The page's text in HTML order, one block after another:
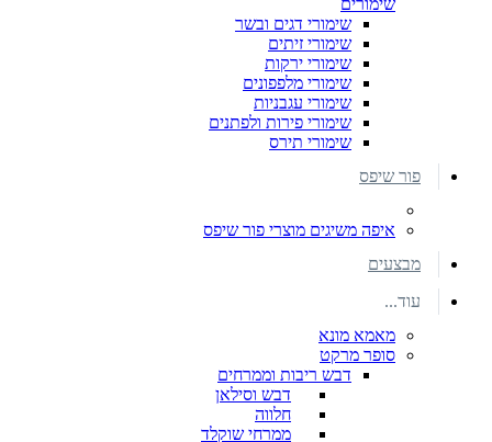
שימורים
שימורי דגים ובשר
שימורי זיתים
שימורי ירקות
שימורי מלפפונים
שימורי עגבניות
שימורי פירות ולפתנים
שימורי תירס
פור שיפס
איפה משיגים מוצרי פור שיפס
מבצעים
עוד...
מאמא מונא
סופר מרקט
דבש ריבות וממרחים
דבש וסילאן
חלווה
ממרחי שוקלד